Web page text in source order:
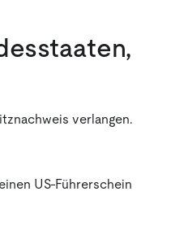
verlangen.
US-Führerschein